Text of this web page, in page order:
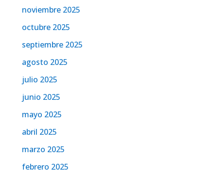
noviembre 2025
octubre 2025
septiembre 2025
agosto 2025
julio 2025
junio 2025
mayo 2025
abril 2025
marzo 2025
febrero 2025